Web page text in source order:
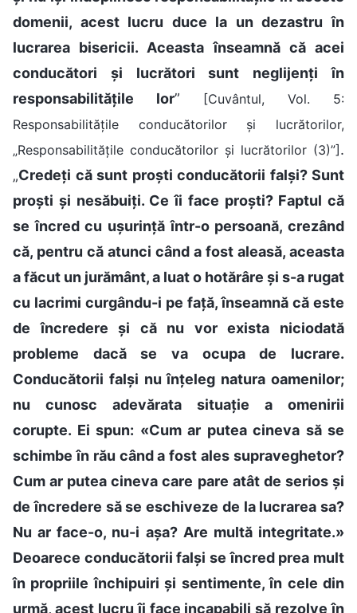
domenii, acest lucru duce la un dezastru în
lucrarea bisericii. Aceasta înseamnă că acei
conducători și lucrători sunt neglijenți în
responsabilitățile lor” [Cuvântul, Vol. 5:
Responsabilitățile conducătorilor și lucrătorilor,
„Responsabilitățile conducătorilor și lucrătorilor (3)”].
„Credeți că sunt proști conducătorii falși? Sunt
proști și nesăbuiți. Ce îi face proști? Faptul că
se încred cu ușurință într-o persoană, crezând
că, pentru că atunci când a fost aleasă, aceasta
a făcut un jurământ, a luat o hotărâre și s-a rugat
cu lacrimi curgându-i pe față, înseamnă că este
de încredere și că nu vor exista niciodată
probleme dacă se va ocupa de lucrare.
Conducătorii falși nu înțeleg natura oamenilor;
nu cunosc adevărata situație a omenirii
corupte. Ei spun: «Cum ar putea cineva să se
schimbe în rău când a fost ales supraveghetor?
Cum ar putea cineva care pare atât de serios și
de încredere să se eschiveze de la lucrarea sa?
Nu ar face-o, nu-i așa? Are multă integritate.»
Deoarece conducătorii falși se încred prea mult
în propriile închipuiri și sentimente, în cele din
urmă, acest lucru îi face incapabili să rezolve în